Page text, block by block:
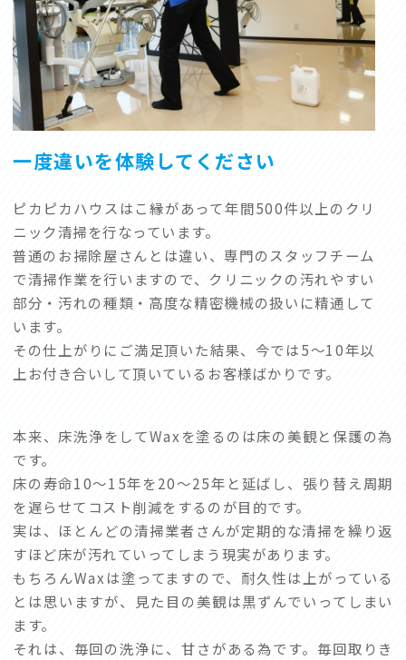
会社概要
Company
お知らせ
News
お電話でのお問い合わせは
0120-94-4358
受付時間：平日7:30〜20:00
メール LINE
一度違いを体験してください
ピカピカハウスはこ縁があって年間500件以上のクリ
ニック清掃を行なっています。
普通のお掃除屋さんとは違い、専門のスタッフチーム
で清掃作業を行いますので、クリニックの汚れやすい
部分・汚れの種類・高度な精密機械の扱いに精通して
います。
その仕上がりにご満足頂いた結果、今では5〜10年以
上お付き合いして頂いているお客様ばかりです。
本来、床洗浄をしてWaxを塗るのは床の美観と保護の為
です。
床の寿命10〜15年を20〜25年と延ばし、張り替え周期
を遅らせてコスト削減をするのが目的です。
実は、ほとんどの清掃業者さんが定期的な清掃を繰り返
すほど床が汚れていってしまう現実があります。
もちろんWaxは塗ってますので、耐久性は上がっている
とは思いますが、見た目の美観は黒ずんでいってしまい
ます。
それは、毎回の洗浄に、甘さがある為です。毎回取りき